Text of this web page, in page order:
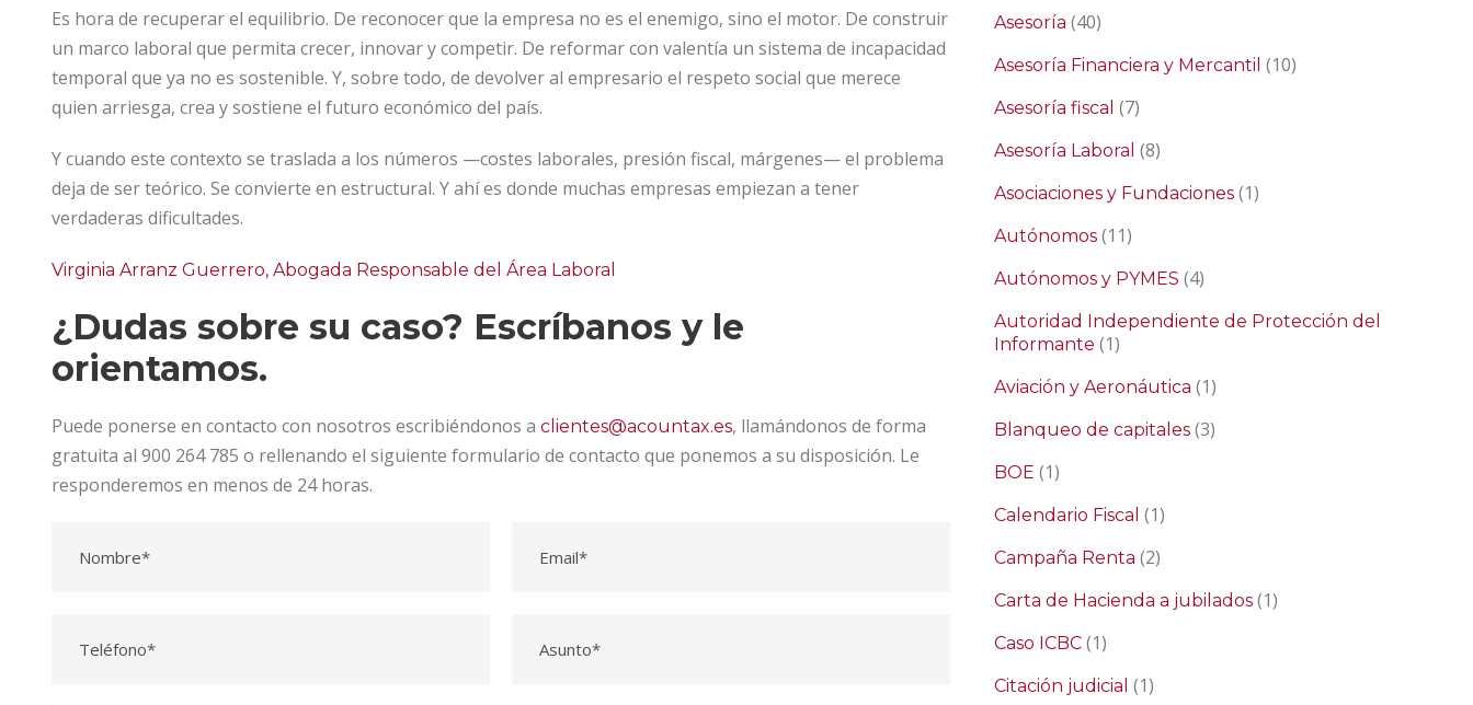
Es hora de recuperar el equilibrio. De reconocer que la empresa no es el enemigo, sino el motor. De construir
un marco laboral que permita crecer, innovar y competir. De reformar con valentía un sistema de incapacidad
temporal que ya no es sostenible. Y, sobre todo, de devolver al empresario el respeto social que merece
quien arriesga, crea y sostiene el futuro económico del país.
Y cuando este contexto se traslada a los números —costes laborales, presión fiscal, márgenes— el problema
deja de ser teórico. Se convierte en estructural. Y ahí es donde muchas empresas empiezan a tener
verdaderas dificultades.
Virginia Arranz Guerrero, Abogada Responsable del Área Laboral
¿Dudas sobre su caso? Escríbanos y le
orientamos.
Puede ponerse en contacto con nosotros escribiéndonos a clientes@acountax.es, llamándonos de forma
gratuita al 900 264 785 o rellenando el siguiente formulario de contacto que ponemos a su disposición. Le
responderemos en menos de 24 horas.
Asesoría (40)
Asesoría Financiera y Mercantil (10)
Asesoría fiscal (7)
Asesoría Laboral (8)
Asociaciones y Fundaciones (1)
Autónomos (11)
Autónomos y PYMES (4)
Autoridad Independiente de Protección del
Informante (1)
Aviación y Aeronáutica (1)
Blanqueo de capitales (3)
BOE (1)
Calendario Fiscal (1)
Campaña Renta (2)
Carta de Hacienda a jubilados (1)
Caso ICBC (1)
Citación judicial (1)